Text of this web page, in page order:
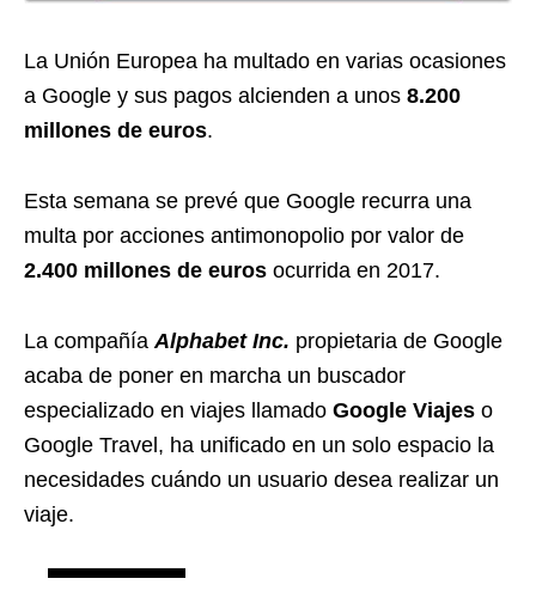
La Unión Europea ha multado en varias ocasiones
a Google y sus pagos alcienden a unos 8.200
millones de euros.
Esta semana se prevé que Google recurra una
multa por acciones antimonopolio por valor de
2.400 millones de euros ocurrida en 2017.
La compañía Alphabet Inc. propietaria de Google
acaba de poner en marcha un buscador
especializado en viajes llamado Google Viajes o
Google Travel, ha unificado en un solo espacio la
necesidades cuándo un usuario desea realizar un
viaje.